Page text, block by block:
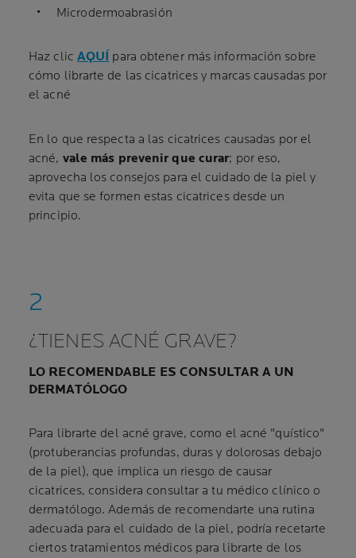
Microdermoabrasión
Haz clic AQUÍ para obtener más información sobre
cómo librarte de las cicatrices y marcas causadas por
el acné
En lo que respecta a las cicatrices causadas por el
acné, vale más prevenir que curar; por eso,
aprovecha los consejos para el cuidado de la piel y
evita que se formen estas cicatrices desde un
principio.
¿TIENES ACNÉ GRAVE?
LO RECOMENDABLE ES CONSULTAR A UN
DERMATÓLOGO
Para librarte del acné grave, como el acné "quístico"
(protuberancias profundas, duras y dolorosas debajo
de la piel), que implica un riesgo de causar
cicatrices, considera consultar a tu médico clínico o
dermatólogo. Además de recomendarte una rutina
adecuada para el cuidado de la piel, podría recetarte
ciertos tratamientos médicos para librarte de los